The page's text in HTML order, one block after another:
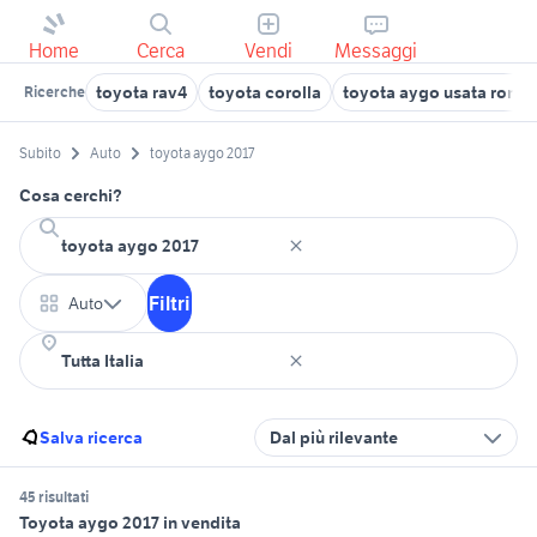
Home Cerca Vendi Messaggi
Ricerche toyota rav4 toyota corolla toyota aygo usata roma
Subito Auto toyota aygo 2017
Cosa cerchi?
Auto Filtri
Salva ricerca Dal più rilevante
45 risultati
Toyota aygo 2017 in vendita